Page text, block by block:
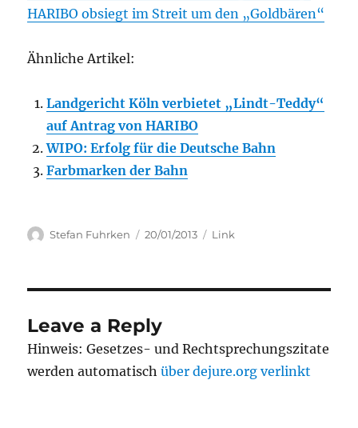
HARIBO obsiegt im Streit um den „Goldbären“
Ähnliche Artikel:
Landgericht Köln verbietet „Lindt-Teddy“
auf Antrag von HARIBO
WIPO: Erfolg für die Deutsche Bahn
Farbmarken der Bahn
Author
Stefan Fuhrken
Posted
20/01/2013 Categories
Link
Leave a Reply
Hinweis: Gesetzes- und Rechtsprechungszitate
werden automatischüber dejure.org verlinkt